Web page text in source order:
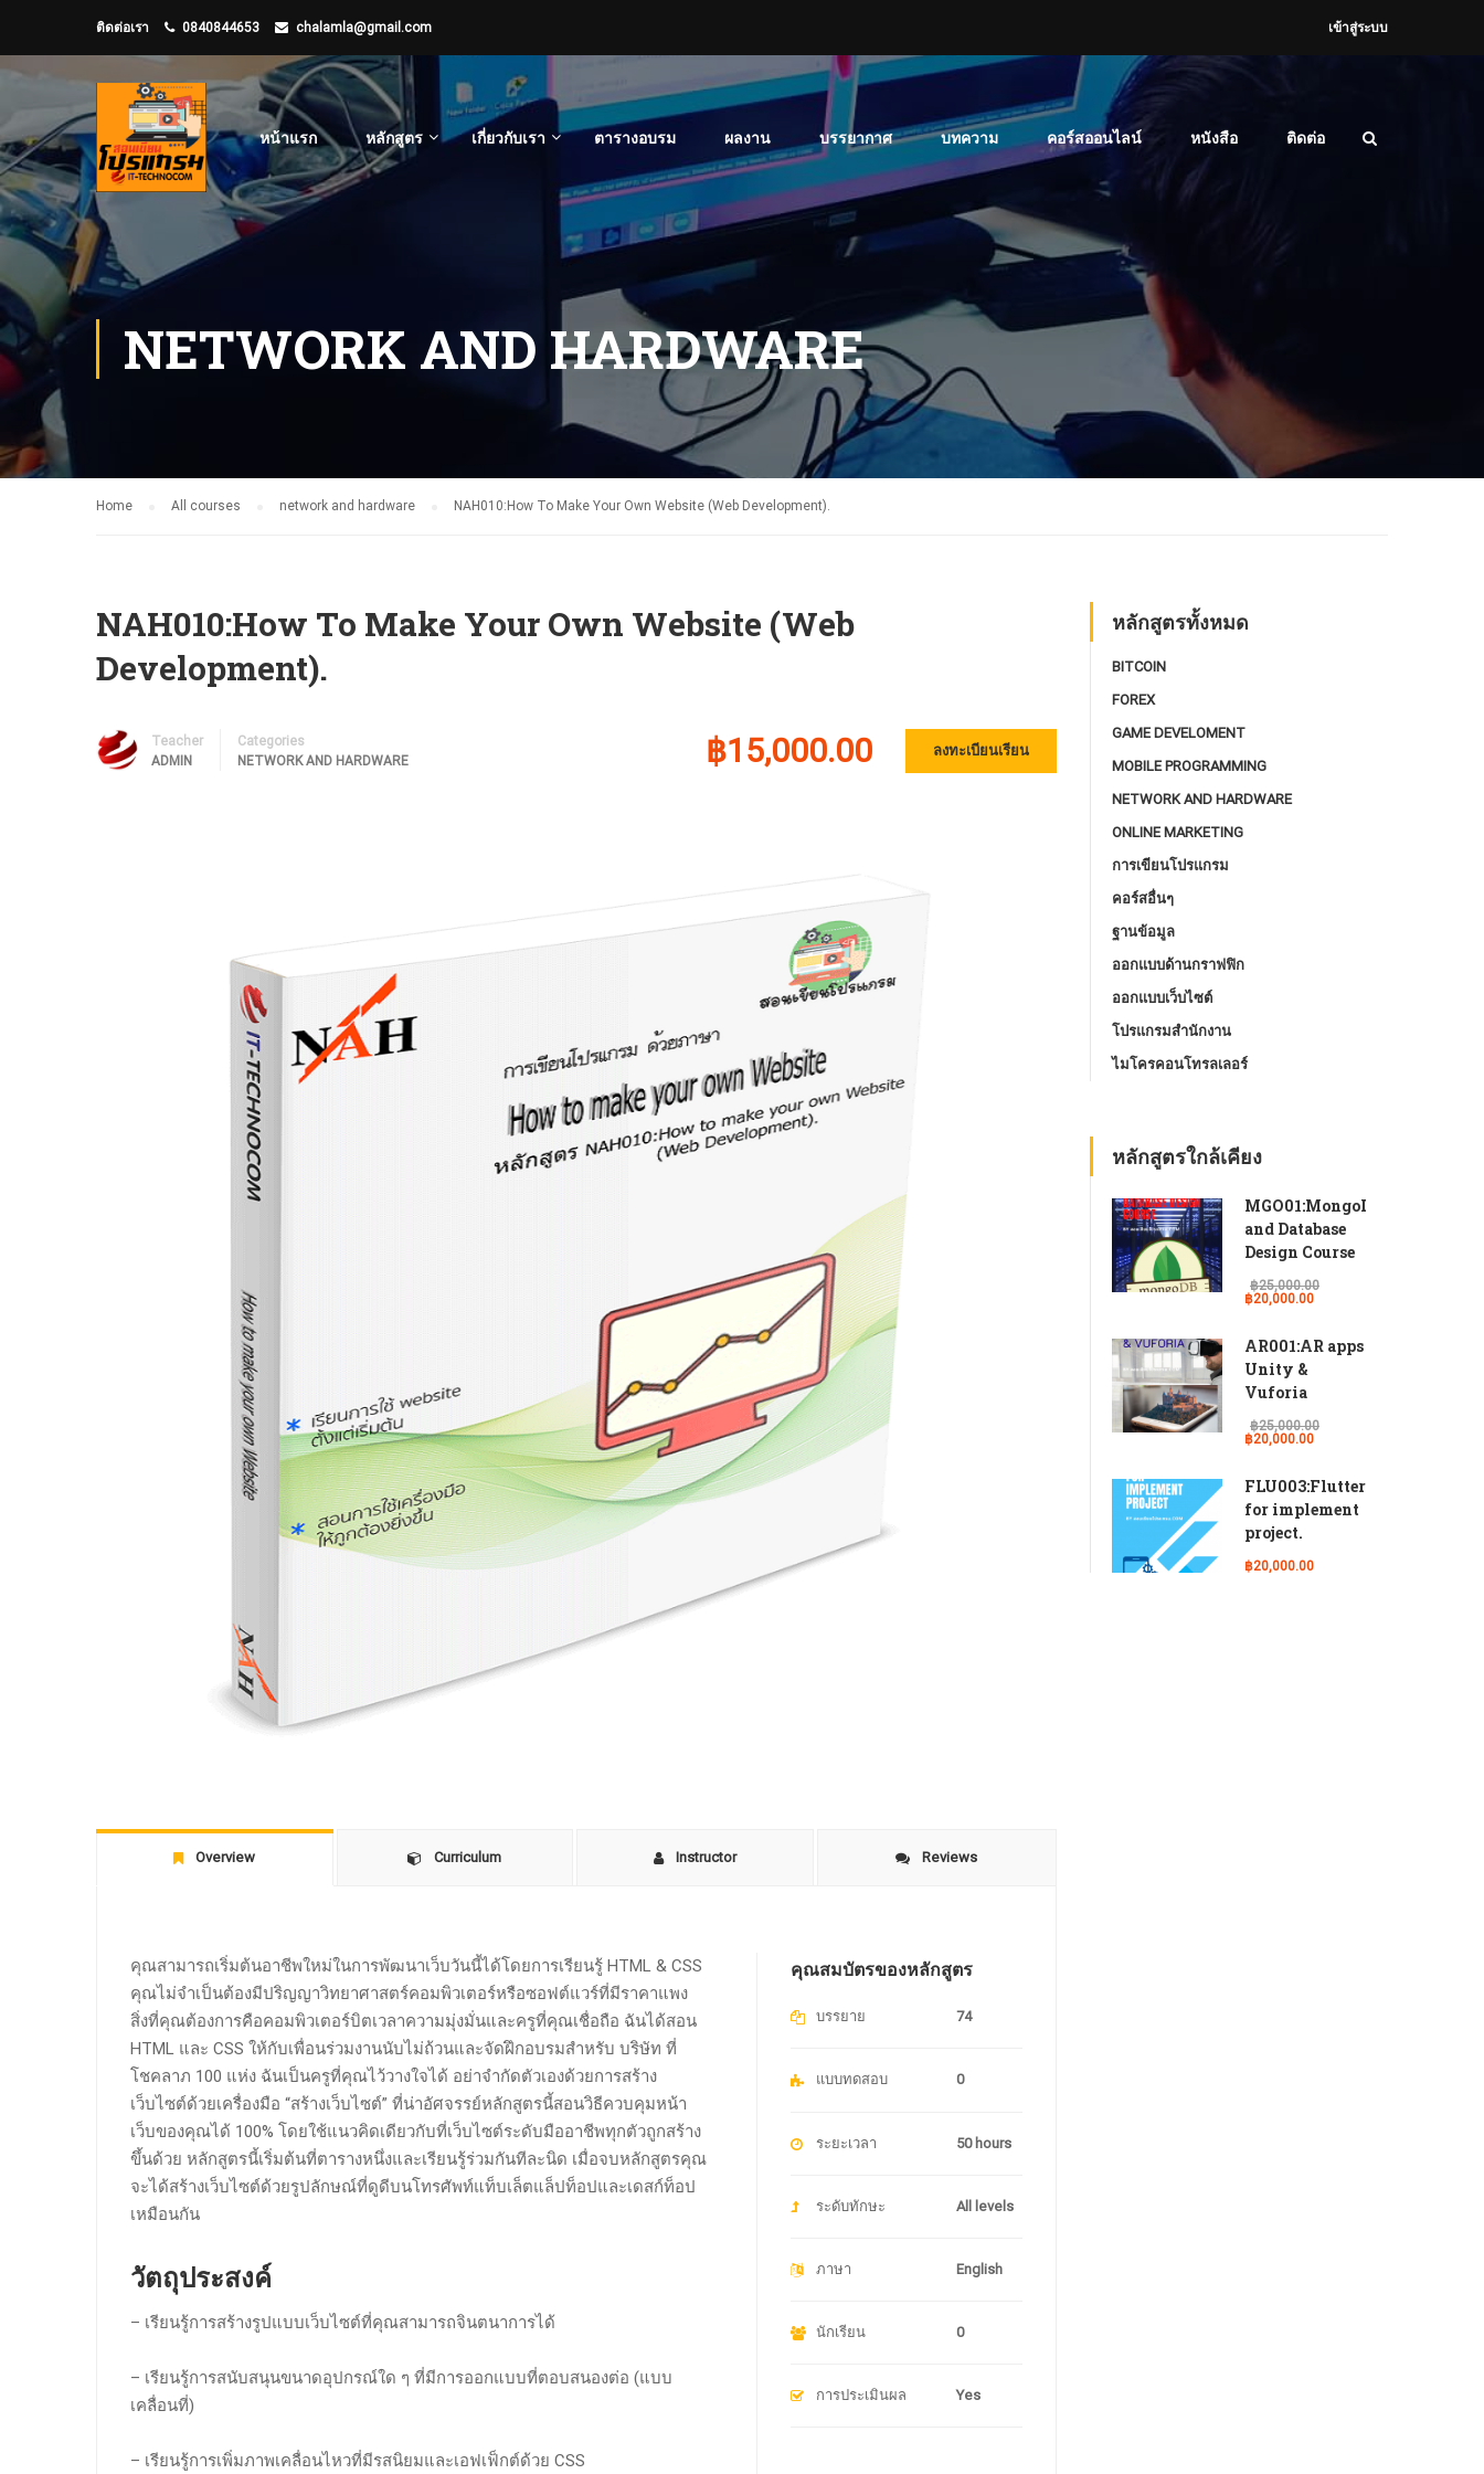
ติดต่อเรา 0840844653 chalamla@gmail.com เข้าสู่ระบบ
หน้าแรก หลักสูตร เกี่ยวกับเรา ตารางอบรม ผลงาน บรรยากาศ บทความ คอร์สออนไลน์ หนังสือ ติดต่อ
NETWORK AND HARDWARE
Home All courses network and hardware NAH010:How To Make Your Own Website (Web Development).
NAH010:How To Make Your Own Website (Web
Development).
Teacher
ADMIN
Categories
NETWORK AND HARDWARE
฿15,000.00 ลงทะเบียนเรียน
Overview Curriculum Instructor Reviews
คุณสามารถเริ่มต้นอาชีพใหม่ในการพัฒนาเว็บวันนี้ได้โดยการเรียนรู้ HTML & CSS
คุณไม่จำเป็นต้องมีปริญญาวิทยาศาสตร์คอมพิวเตอร์หรือซอฟต์แวร์ที่มีราคาแพง
สิ่งที่คุณต้องการคือคอมพิวเตอร์บิตเวลาความมุ่งมั่นและครูที่คุณเชื่อถือ ฉันได้สอน
HTML และ CSS ให้กับเพื่อนร่วมงานนับไม่ถ้วนและจัดฝึกอบรมสำหรับ บริษัท ที่
โชคลาภ 100 แห่ง ฉันเป็นครูที่คุณไว้วางใจได้ อย่าจำกัดตัวเองด้วยการสร้าง
เว็บไซต์ด้วยเครื่องมือ “สร้างเว็บไซต์” ที่น่าอัศจรรย์หลักสูตรนี้สอนวิธีควบคุมหน้า
เว็บของคุณได้ 100% โดยใช้แนวคิดเดียวกับที่เว็บไซต์ระดับมืออาชีพทุกตัวถูกสร้าง
ขึ้นด้วย หลักสูตรนี้เริ่มต้นที่ตารางหนึ่งและเรียนรู้ร่วมกันทีละนิด เมื่อจบหลักสูตรคุณ
จะได้สร้างเว็บไซต์ด้วยรูปลักษณ์ที่ดูดีบนโทรศัพท์แท็บเล็ตแล็ปท็อปและเดสก์ท็อป
เหมือนกัน
วัตถุประสงค์
– เรียนรู้การสร้างรูปแบบเว็บไซต์ที่คุณสามารถจินตนาการได้
– เรียนรู้การสนับสนุนขนาดอุปกรณ์ใด ๆ ที่มีการออกแบบที่ตอบสนองต่อ (แบบ
เคลื่อนที่)
– เรียนรู้การเพิ่มภาพเคลื่อนไหวที่มีรสนิยมและเอฟเฟ็กต์ด้วย CSS
คุณสมบัตรของหลักสูตร
บรรยาย 74
แบบทดสอบ 0
ระยะเวลา 50 hours
ระดับทักษะ All levels
ภาษา English
นักเรียน 0
การประเมินผล Yes
หลักสูตรทั้งหมด
BITCOIN
FOREX
GAME DEVELOMENT
MOBILE PROGRAMMING
NETWORK AND HARDWARE
ONLINE MARKETING
การเขียนโปรแกรม
คอร์สอื่นๆ
ฐานข้อมูล
ออกแบบด้านกราฟฟิก
ออกแบบเว็บไซต์
โปรแกรมสํานักงาน
ไมโครคอนโทรลเลอร์
หลักสูตรใกล้เคียง
MGO01:MongoDB
and Database
Design Course
฿25,000.00
฿20,000.00
AR001:AR apps
Unity &
Vuforia
฿25,000.00
฿20,000.00
FLU003:Flutter
for implement
project.
฿20,000.00